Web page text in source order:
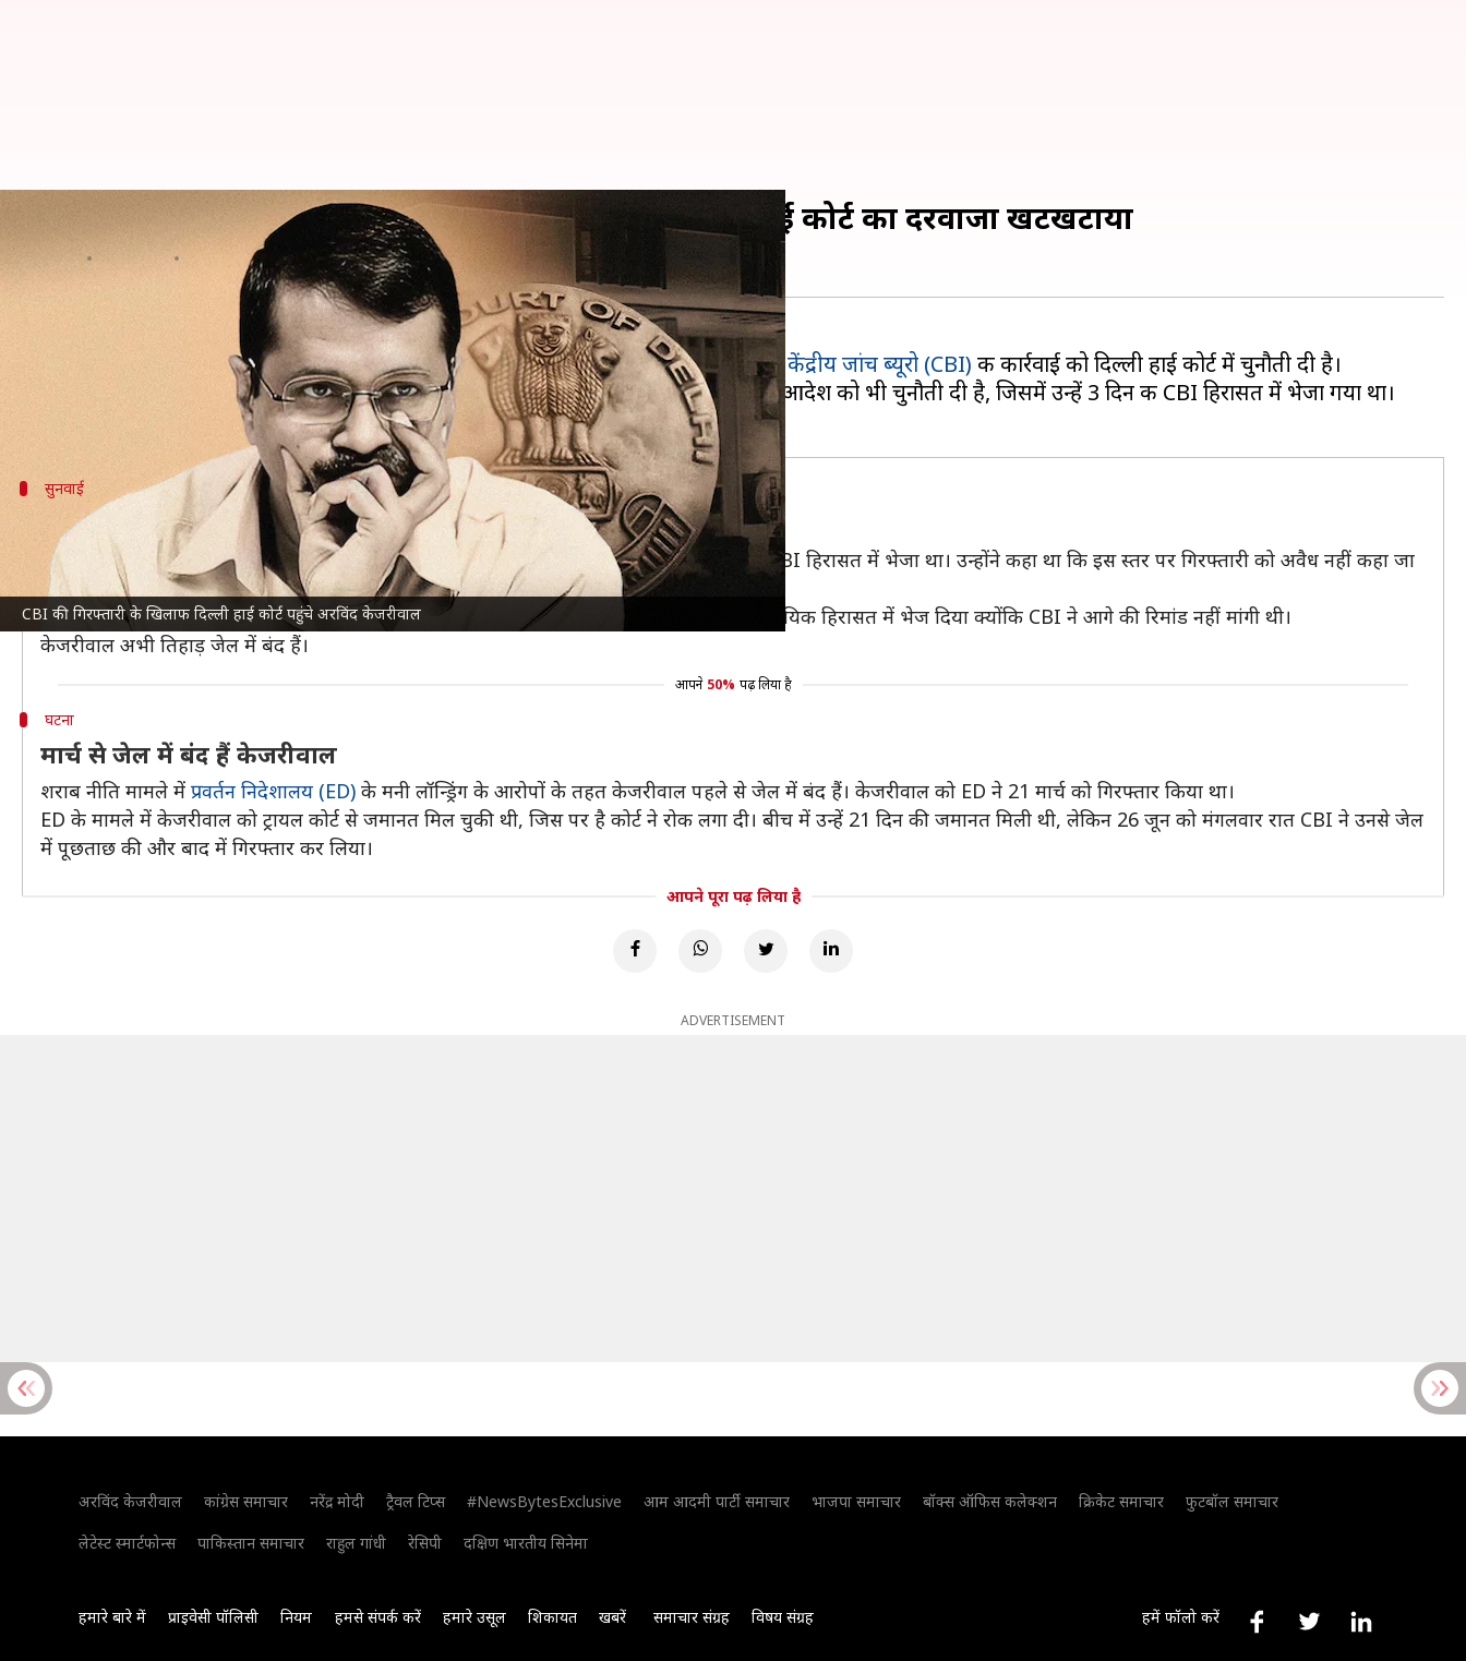
CBI की गिरफ्तारी के खिलाफ दिल्ली हाई कोर्ट पहुंचे अरविंद केजरीवाल
अरविंद केजरीवाल ने CBI की गिरफ्तारी को चुनौती दी, दिल्ली हाई कोर्ट का दरवाजा खटखटाया
लेखन गजेंद्र Jul 01, 2024
क्या है खबर?
दिल्ली की शराब नीति मामले में कथित भ्रष्टाचार को लेकर जेल में बंद मुख्यमंत्रीअरविंद केजरीवालने केंद्रीय जांच ब्यूरो (CBI) की कार्रवाई को दिल्ली हाई कोर्ट में चुनौती दी है।
केजरीवाल ने CBI की गिरफ्तारी के खिलाफ याचिका दायर की है। साथ ही 26 जून के ट्रायल कोर्ट के आदेश को भी चुनौती दी है, जिसमें उन्हें 3 दिन की CBI हिरासत में भेजा गया था।
सुनवाई
ट्रायल कोर्ट ने 3 दिन की हिरासत में भेजा था
लाइव लॉ के मुताबिक, अवकाशकालीन न्यायाधीश अमिताभ रावत ने 26 जून को मुख्यमंत्री को 3 के लिए CBI हिरासत में भेजा था। उन्होंने कहा था कि इस स्तर पर गिरफ्तारी को अवैध नहीं कहा जा
सकता।
इसके 3 दिन बाद 29 जून को अवकाशकालीन न्यायाधीश सुनैना शर्मा ने केजरीवाल को 12 जुलाई तक न्यायिक हिरासत में भेज दिया क्योंकि CBI ने आगे की रिमांड नहीं मांगी थी।
केजरीवाल अभी तिहाड़ जेल में बंद हैं।
आपने 50% पढ़ लिया है
घटना
मार्च से जेल में बंद हैं केजरीवाल
शराब नीति मामले में प्रवर्तन निदेशालय (ED) के मनी लॉन्ड्रिंग के आरोपों के तहत केजरीवाल पहले से जेल में बंद हैं। केजरीवाल को ED ने 21 मार्च को गिरफ्तार किया था।
ED के मामले में केजरीवाल को ट्रायल कोर्ट से जमानत मिल चुकी थी, जिस पर है कोर्ट ने रोक लगा दी। बीच में उन्हें 21 दिन की जमानत मिली थी, लेकिन 26 जून को मंगलवार रात CBI ने उनसे जेल
में पूछताछ की और बाद में गिरफ्तार कर लिया।
आपने पूरा पढ़ लिया है
ADVERTISEMENT
अरविंद केजरीवाल कांग्रेस समाचार नरेंद्र मोदी ट्रैवल टिप्स #NewsBytesExclusive आम आदमी पार्टी समाचार भाजपा समाचार बॉक्स ऑफिस कलेक्शन क्रिकेट समाचार
फुटबॉल समाचार
लेटेस्ट स्मार्टफोन्स
पाकिस्तान समाचार राहुल गांधी रेसिपी दक्षिण भारतीय सिनेमा
हमारे बारे में प्राइवेसी पॉलिसी नियम हमसे संपर्क करें हमारे उसूल शिकायत खबरें समाचार संग्रह विषय संग्रह हमें फॉलो करें